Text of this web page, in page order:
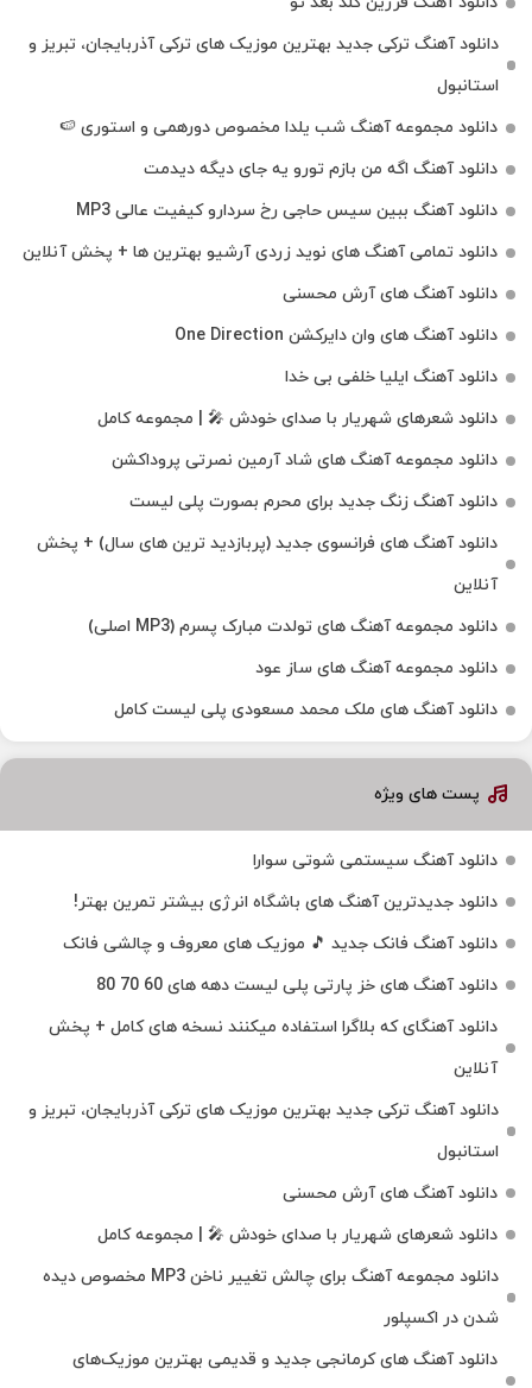
دانلود آهنگ ترکی جدید بهترین موزیک‌ های ترکی آذربایجان، تبریز و
استانبول
دانلود مجموعه آهنگ شب یلدا مخصوص دورهمی و استوری 🍉
دانلود آهنگ اگه من بازم تورو یه جای دیگه دیدمت
دانلود آهنگ ببین سیس حاجی رخ سردارو کیفیت عالی MP3
دانلود تمامی آهنگ های نوید زردی آرشیو بهترین ها + پخش آنلاین
دانلود آهنگ های آرش محسنی
دانلود آهنگ های وان دایرکشن One Direction
دانلود آهنگ ایلیا خلفی بی خدا
دانلود شعرهای شهریار با صدای خودش 🎤 | مجموعه کامل
دانلود مجموعه آهنگ های شاد آرمین نصرتی پروداکشن
دانلود آهنگ زنگ جدید برای محرم بصورت پلی لیست
دانلود آهنگ های فرانسوی جدید (پربازدید ترین های سال) + پخش
آنلاین
دانلود مجموعه آهنگ های تولدت مبارک پسرم (MP3 اصلی)
دانلود مجموعه آهنگ های ساز عود
دانلود آهنگ های ملک‌ محمد مسعودی پلی لیست کامل
پست های ویژه
دانلود آهنگ سیستمی شوتی سوارا
دانلود جدیدترین آهنگ‌ های باشگاه انرژی بیشتر تمرین بهتر!
دانلود آهنگ فانک جدید 🎵 موزیک‌ های معروف و چالشی فانک
دانلود آهنگ های خز پارتی پلی لیست دهه های 60 70 80
دانلود آهنگای که بلاگرا استفاده میکنند نسخه های کامل + پخش
آنلاین
دانلود آهنگ ترکی جدید بهترین موزیک‌ های ترکی آذربایجان، تبریز و
استانبول
دانلود آهنگ های آرش محسنی
دانلود شعرهای شهریار با صدای خودش 🎤 | مجموعه کامل
دانلود مجموعه آهنگ برای چالش تغییر ناخن MP3 مخصوص دیده
شدن در اکسپلور
دانلود آهنگ‌ های کرمانجی جدید و قدیمی بهترین موزیک‌های